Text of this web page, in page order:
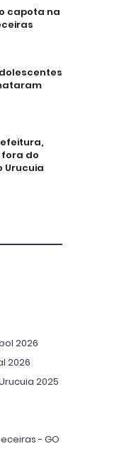
capota na
do
Urucuia
2026
2026
2025
- GO